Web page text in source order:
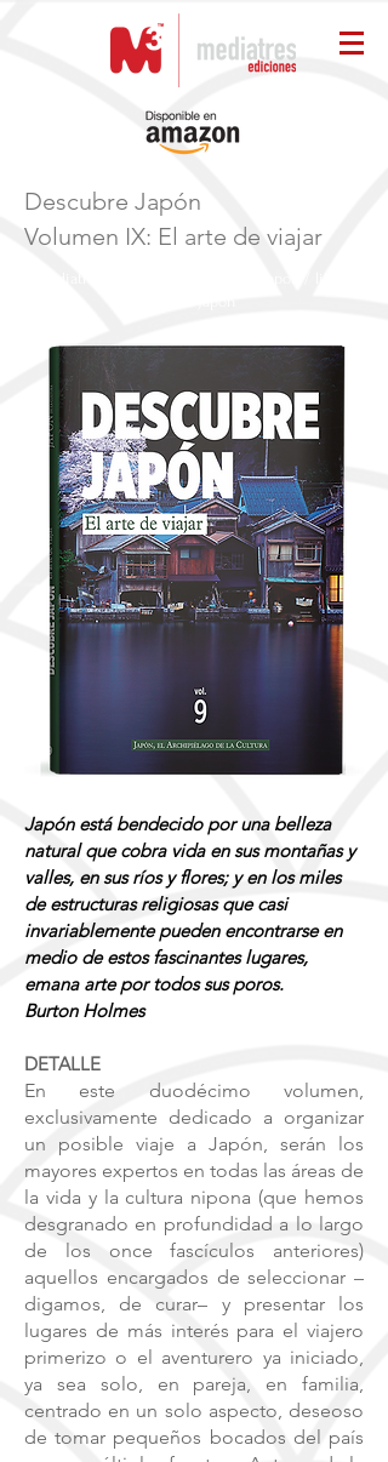
Descubre Japón
Volumen IX: El arte de viajar
Japón está bendecido por una belleza
natural que cobra vida en sus montañas y
valles, en sus ríos y flores; y en los miles
de estructuras religiosas que casi
invariablemente pueden encontrarse en
medio de estos fascinantes lugares,
emana arte por todos sus poros.
Burton Holmes
DETALLE
En este duodécimo volumen,
exclusivamente dedicado a organizar
un posible viaje a Japón, serán los
mayores expertos en todas las áreas de
la vida y la cultura nipona (que hemos
desgranado en profundidad a lo largo
de los once fascículos anteriores)
aquellos encargados de seleccionar –
digamos, de curar– y presentar los
lugares de más interés para el viajero
primerizo o el aventurero ya iniciado,
ya sea solo, en pareja, en familia,
centrado en un solo aspecto, deseoso
de tomar pequeños bocados del país